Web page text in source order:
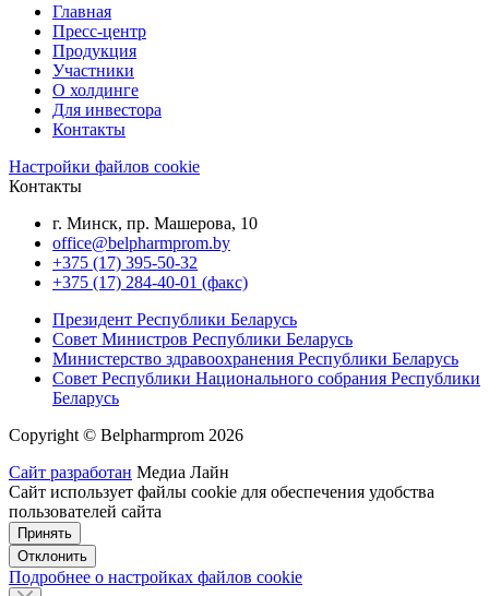
Главная
Пресс-центр
Продукция
Участники
О холдинге
Для инвестора
Контакты
Настройки файлов cookie
Контакты
г. Минск, пр. Машерова, 10
office@belpharmprom.by
+375 (17) 395-50-32
+375 (17) 284-40-01 (факс)
Президент Республики Беларусь
Совет Министров Республики Беларусь
Министерство здравоохранения Республики Беларусь
Совет Республики Национального собрания Республики
Беларусь
Copyright © Belpharmprom 2026
Сайт разработан Медиа Лайн
Сайт использует файлы cookie для обеспечения удобства
пользователей сайта
Принять
Отклонить
Подробнее о настройках файлов cookie